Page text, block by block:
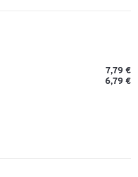
7,79 €
6,79 €